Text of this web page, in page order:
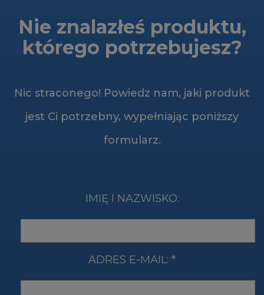
Nie znalazłeś produktu,
którego potrzebujesz?
Nic straconego! Powiedz nam, jaki produkt
jest Ci potrzebny, wypełniając poniższy
formularz.
IMIĘ I NAZWISKO:
ADRES E-MAIL: *